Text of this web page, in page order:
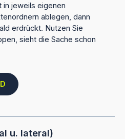
in jeweils eigenen
ablegen, dann
erdrückt. Nutzen Sie
sieht die Sache schon
u. lateral)